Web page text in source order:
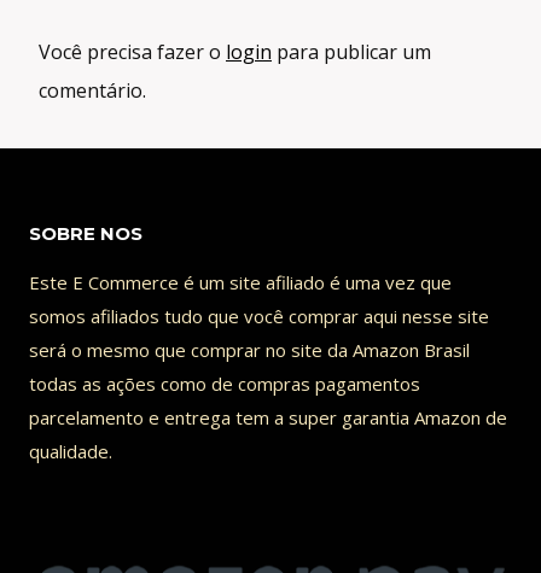
Você precisa fazer o login para publicar um
comentário.
SOBRE NOS
Este E Commerce é um site afiliado é uma vez que
somos afiliados tudo que você comprar aqui nesse site
será o mesmo que comprar no site da Amazon Brasil
todas as ações como de compras pagamentos
parcelamento e entrega tem a super garantia Amazon de
qualidade.